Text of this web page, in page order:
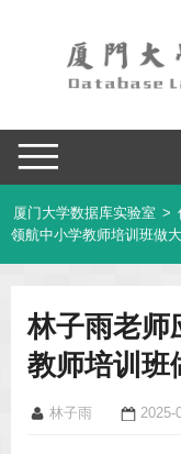
厦门大学数据库实验室 >
领航中小学教师培训班做
林子雨老师
教师培训班
林子雨 2025-